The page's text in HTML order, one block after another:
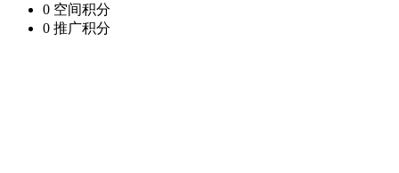
0 空间积分
0 推广积分